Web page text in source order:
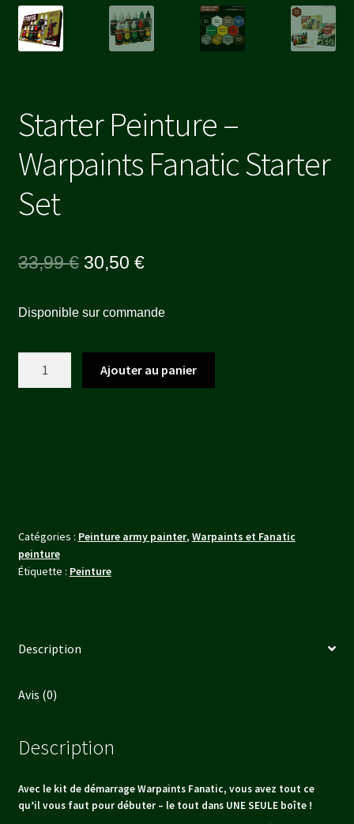
Starter Peinture –
Warpaints Fanatic Starter
Set
33,99€ Le
initial
était :
33,99 €.
30,50 €Le
actuel
est :
30,50 €.
Disponible sur commande
Ajouter au panier
Catégories : Peinture army painter, Warpaints et Fanatic
peinture
Étiquette : Peinture
Description
Avis (0)
Description
Avec le kit de démarrage Warpaints Fanatic, vous avez tout ce
qu’il vous faut pour débuter – le tout dans UNE SEULE boîte !